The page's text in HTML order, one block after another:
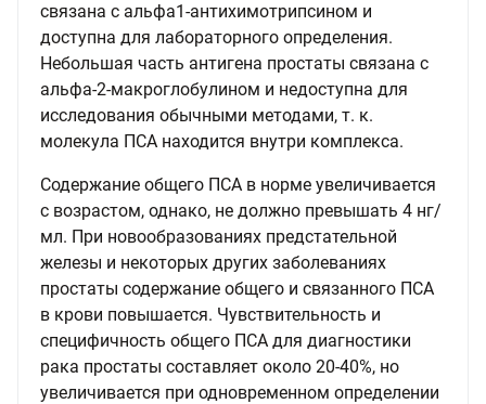
связана с альфа1-антихимотрипсином и
доступна для лабораторного определения.
Небольшая часть антигена простаты связана с
альфа-2-макроглобулином и недоступна для
исследования обычными методами, т. к.
молекула ПСА находится внутри комплекса.
Содержание общего ПСА в норме увеличивается
с возрастом, однако, не должно превышать 4 нг/
мл. При новообразованиях предстательной
железы и некоторых других заболеваниях
простаты содержание общего и связанного ПСА
в крови повышается. Чувствительность и
специфичность общего ПСА для диагностики
рака простаты составляет около 20-40%, но
увеличивается при одновременном определении